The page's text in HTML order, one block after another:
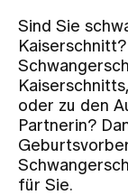
Zuweisende
Events
Über uns
Sind Sie
oder zu den
Partnerin?
für Sie.